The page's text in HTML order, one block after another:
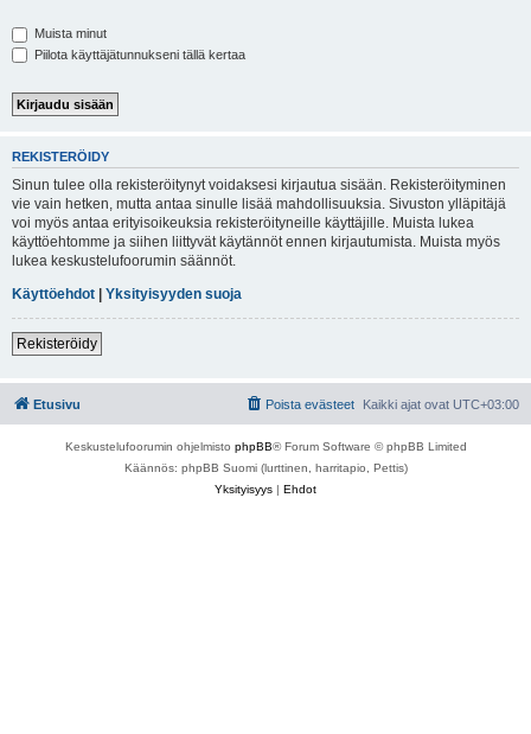
Muista minut
Piilota käyttäjätunnukseni tällä kertaa
REKISTERÖIDY
Sinun tulee olla rekisteröitynyt voidaksesi kirjautua sisään. Rekisteröityminen
vie vain hetken, mutta antaa sinulle lisää mahdollisuuksia. Sivuston ylläpitäjä
voi myös antaa erityisoikeuksia rekisteröityneille käyttäjille. Muista lukea
käyttöehtomme ja siihen liittyvät käytännöt ennen kirjautumista. Muista myös
lukea keskustelufoorumin säännöt.
Käyttöehdot | Yksityisyyden suoja
Rekisteröidy
Etusivu Kaikki ajat ovat UTC+03:00
Poista evästeet
Keskustelufoorumin ohjelmisto phpBB® Forum Software © phpBB Limited
Käännös: phpBB Suomi (lurttinen, harritapio, Pettis)
Yksityisyys | Ehdot